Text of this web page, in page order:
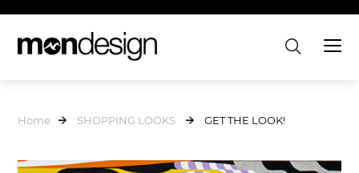
Home SHOPPING LOOKS GET THE LOOK!